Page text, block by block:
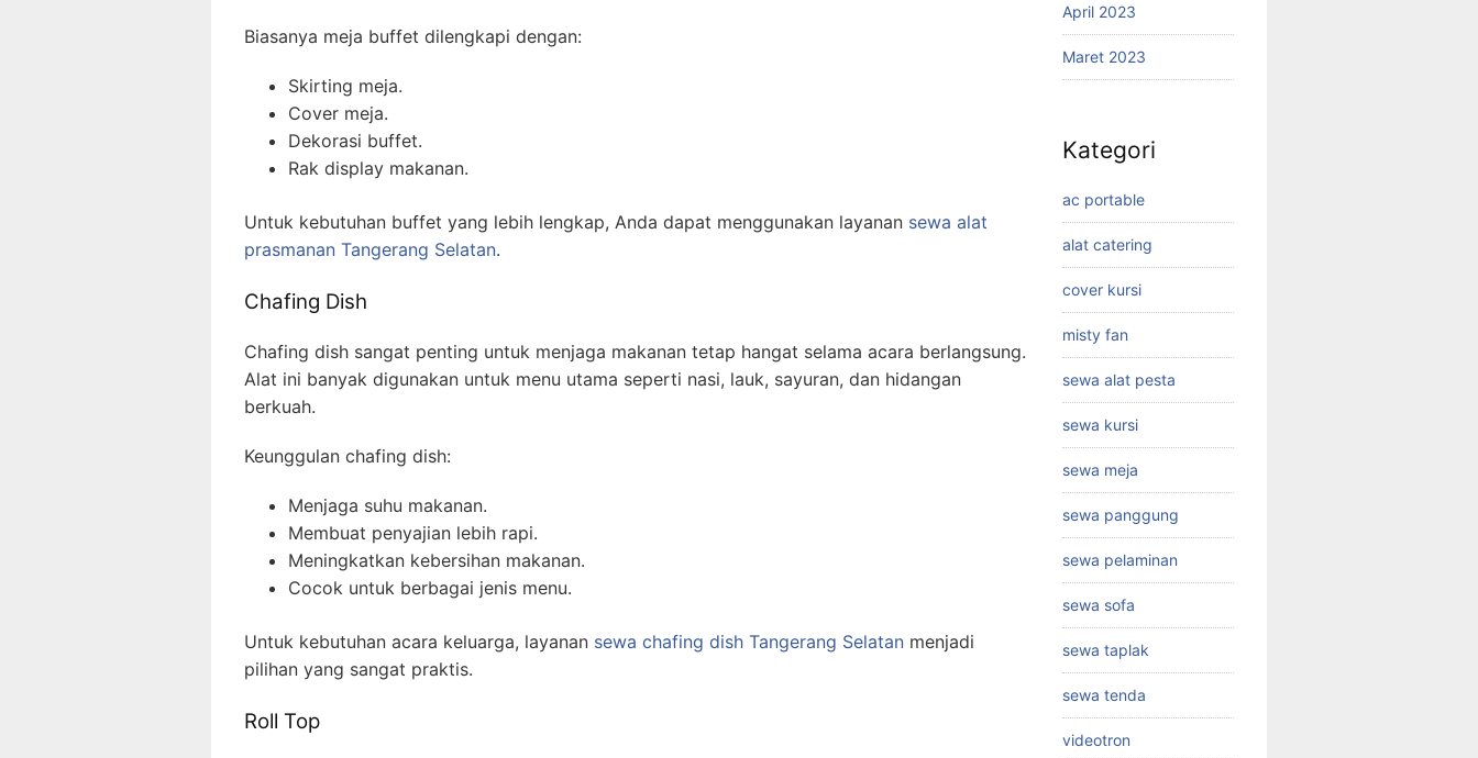
Biasanya meja buffet dilengkapi dengan:
Skirting meja.
Cover meja.
Dekorasi buffet.
Rak display makanan.
Untuk kebutuhan buffet yang lebih lengkap, Anda dapat menggunakan layanan sewa alat
prasmanan Tangerang Selatan.
Chafing Dish
Chafing dish sangat penting untuk menjaga makanan tetap hangat selama acara berlangsung.
Alat ini banyak digunakan untuk menu utama seperti nasi, lauk, sayuran, dan hidangan
berkuah.
Keunggulan chafing dish:
Menjaga suhu makanan.
Membuat penyajian lebih rapi.
Meningkatkan kebersihan makanan.
Cocok untuk berbagai jenis menu.
Untuk kebutuhan acara keluarga, layanan sewa chafing dish Tangerang Selatan menjadi
pilihan yang sangat praktis.
Roll Top
April 2023
Maret 2023
Kategori
ac portable
alat catering
cover kursi
misty fan
sewa alat pesta
sewa kursi
sewa meja
sewa panggung
sewa pelaminan
sewa sofa
sewa taplak
sewa tenda
videotron